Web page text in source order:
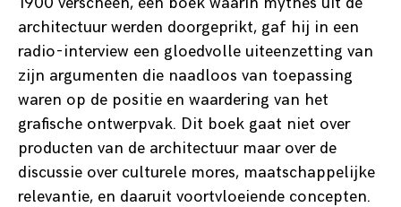
architectuur werden doorgeprikt, gaf hij in een
radio-interview een gloedvolle uiteenzetting van
zijn argumenten die naadloos van toepassing
waren op de positie en waardering van het
grafische ontwerpvak. Dit boek gaat niet over
producten van de architectuur maar over de
discussie over culturele mores, maatschappelijke
relevantie, en daaruit voortvloeiende concepten.